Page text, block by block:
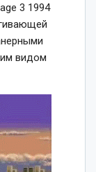
3 1994
видом